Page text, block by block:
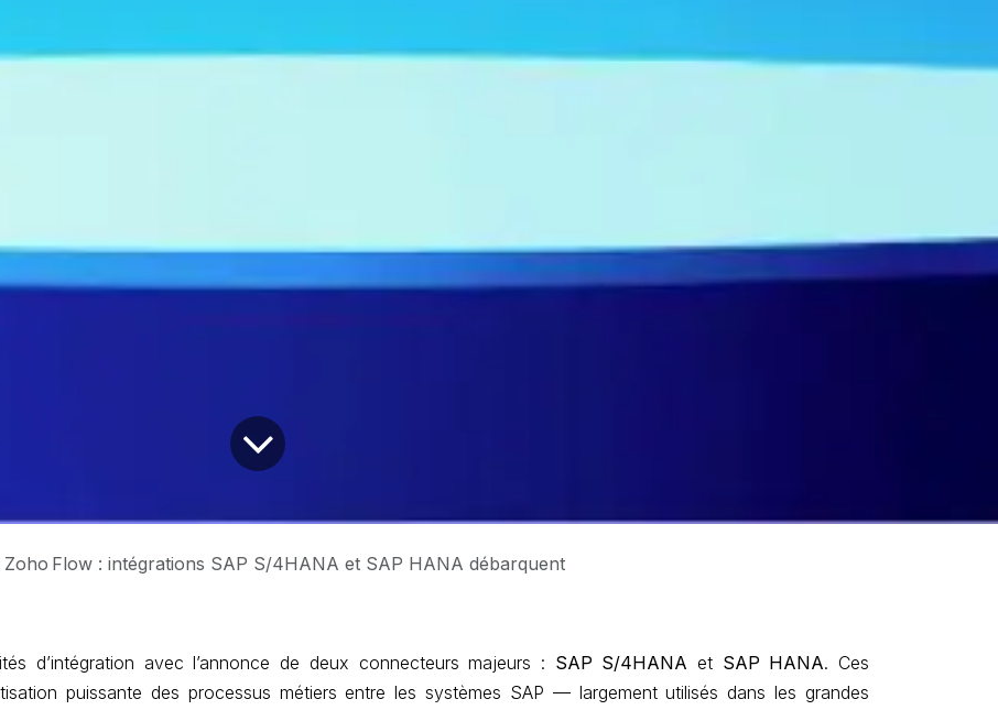
Flow : intégrations SAP S/4HANA et SAP HANA débarquent
d’intégration avec l’annonce de deux connecteurs majeurs : SAP S/4HANA et SAP HANA. Ces
puissante des processus métiers entre les systèmes SAP — largement utilisés dans les grandes